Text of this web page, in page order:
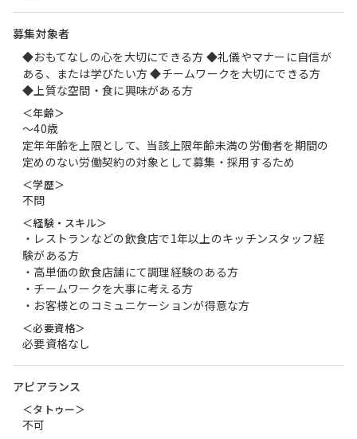
募集対象者
◆おもてなしの心を大切にできる方 ◆礼儀やマナーに自信が
ある、または学びたい方 ◆チームワークを大切にできる方
◆上質な空間・食に興味がある方
＜年齢＞
〜40歳
定年年齢を上限として、当該上限年齢未満の労働者を期間の
定めのない労働契約の対象として募集・採用するため
＜学歴＞
不問
＜経験・スキル＞
・レストランなどの飲食店で1年以上のキッチンスタッフ経
験がある方
・高単価の飲食店舗にて調理経験のある方
・チームワークを大事に考える方
・お客様とのコミュニケーションが得意な方
＜必要資格＞
必要資格なし
アピアランス
＜タトゥー＞
不可